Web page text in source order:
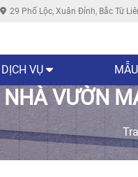
29 Phố Lộc, Xuân Đỉnh, Bắc Từ
DỊCH VỤ
VƯỜN